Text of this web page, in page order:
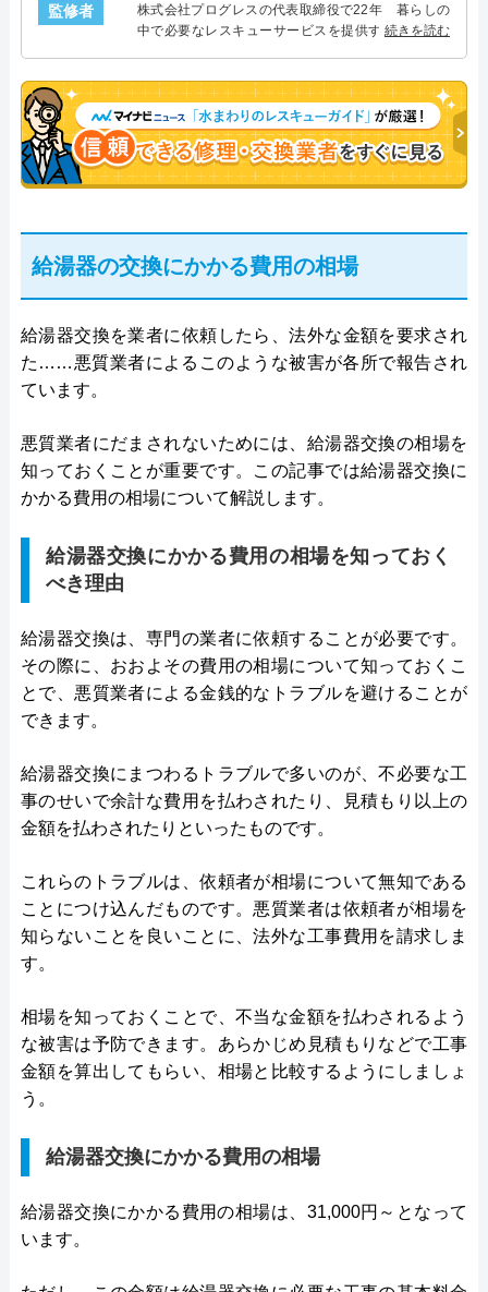
監修者
株式会社プログレスの代表取締役で22年 暮らしの
中で必要なレスキューサービスを提供する株式会社
決。多くのお客様に信頼される「給湯器」のスペシ
ャリスト。
続きを読む
給湯器の交換にかかる費用の相場
給湯器交換を業者に依頼したら、法外な金額を要求され
た……悪質業者によるこのような被害が各所で報告され
ています。
悪質業者にだまされないためには、給湯器交換の相場を
知っておくことが重要です。この記事では給湯器交換に
かかる費用の相場について解説します。
給湯器交換にかかる費用の相場を知っておく
べき理由
給湯器交換は、専門の業者に依頼することが必要です。
その際に、おおよその費用の相場について知っておくこ
とで、悪質業者による金銭的なトラブルを避けることが
できます。
給湯器交換にまつわるトラブルで多いのが、不必要な工
事のせいで余計な費用を払わされたり、見積もり以上の
金額を払わされたりといったものです。
これらのトラブルは、依頼者が相場について無知である
ことにつけ込んだものです。悪質業者は依頼者が相場を
知らないことを良いことに、法外な工事費用を請求しま
す。
相場を知っておくことで、不当な金額を払わされるよう
な被害は予防できます。あらかじめ見積もりなどで工事
金額を算出してもらい、相場と比較するようにしましょ
う。
給湯器交換にかかる費用の相場
給湯器交換にかかる費用の相場は、31,000円～となって
います。